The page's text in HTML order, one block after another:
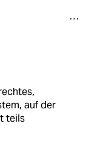
auf der
teils